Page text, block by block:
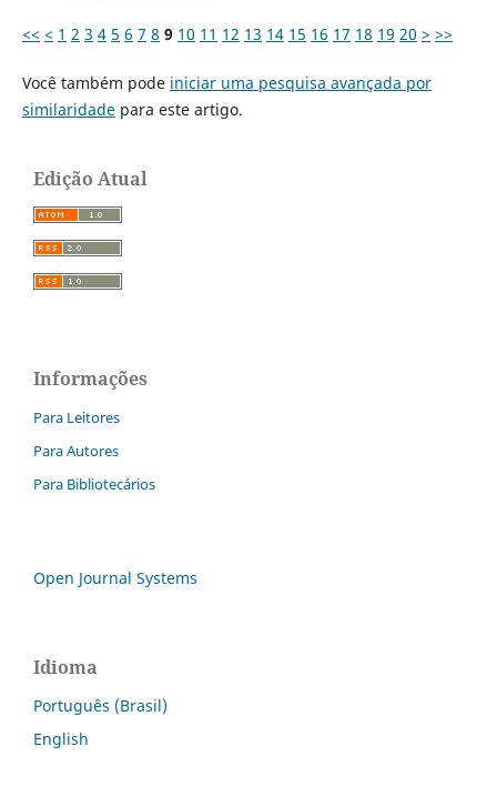
<< < 1 2 3 4 5 6 7 8 9 10 11 12 13 14 15 16 17 18 19 20 > >>
Você também pode iniciar uma pesquisa avançada por
similaridadepara este artigo.
Edição Atual
Informações
Para Leitores
Para Autores
Para Bibliotecários
Open Journal Systems
Idioma
Português (Brasil)
English